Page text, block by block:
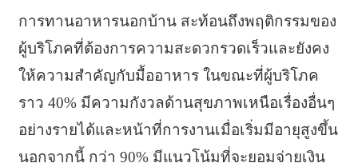
การทานอาหารนอกบ้าน สะท้อนถึงพฤติกรรมของ
ผู้บริโภคที่ต้องการความสะดวกรวดเร็วและยังคง
ให้ความสำคัญกับมื้ออาหาร ในขณะที่ผู้บริโภค
ราว 40% มีความกังวลด้านสุขภาพเหนือเรื่องอื่นๆ
อย่างรายได้และหน้าที่การงานเมื่อเริ่มมีอายุสูงขึ้น
นอกจากนี้ กว่า 90% มีแนวโน้มที่จะยอมจ่ายเงิน